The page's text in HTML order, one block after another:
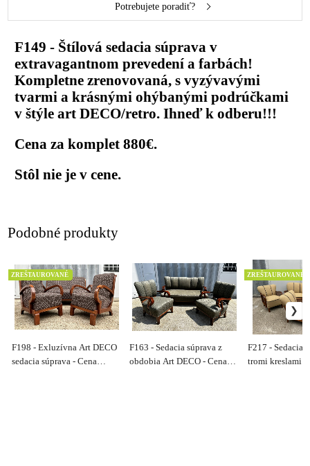
Potrebujete poradiť?
F149 - Štílová sedacia súprava v
extravagantnom prevedení a farbách!
Kompletne zrenovovaná, s vyzývavými
tvarmi a krásnými ohýbanými podrúčkami
v štýle art DECO/retro. Ihneď k odberu!!!
Cena za komplet 880€.
Stôl nie je v cene.
Podobné produkty
F198 - Exluzívna Art DECO
sedacia súprava - Cena
ZREŠTAUROVANÉ
F163 - Sedacia súprava z
obdobia Art DECO - Cena
F217 - Sedacia
tromi kreslami -
ZREŠTAUROVANÉ